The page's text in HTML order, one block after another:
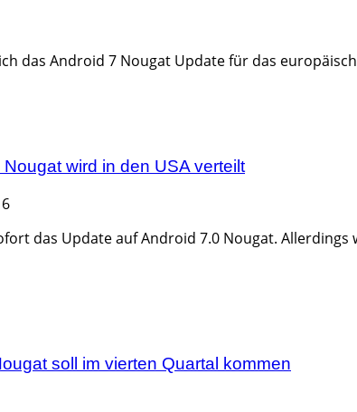
das Android 7 Nougat Update für das
wird in den USA verteilt
das Update auf Android 7.0 Nougat.
soll im vierten Quartal kommen